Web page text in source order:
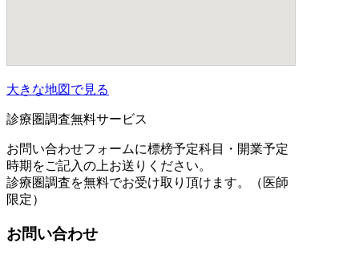
大きな地図で見る
診療圏調査無料サービス
お問い合わせフォームに標榜予定科目・開業予定
時期をご記入の上お送りください。
診療圏調査を無料でお受け取り頂けます。（医師
限定）
お問い合わせ